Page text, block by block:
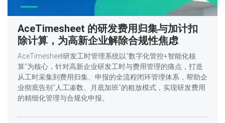
AceTimesheet 的研发费用归集与加计扣
除计算，为高新企业解除合规性焦虑
AceTimesheet研发工时管理系统以“数字化管控+智能化核
算”为核心，针对高新企业研发工时与费用管理的痛点，打造
从工时采集到费用归集、申报的全流程闭环管理体系，帮助企
业彻底告别“人工凑数、月底加班”的粗放模式，实现研发费用
的精细化管理与合规化申报。